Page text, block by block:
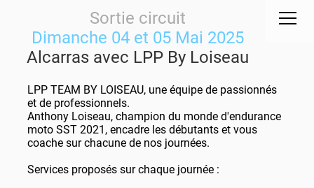
Sortie circuit
Dimanche 04 et 05 Mai 2025
Alcarras avec LPP By Loiseau
LPP TEAM BY LOISEAU, une équipe de passionnés
et de professionnels.
Anthony Loiseau, champion du monde d'endurance
moto SST 2021, encadre les débutants et vous
coache sur chacune de nos journées.
Services proposés sur chaque journée :